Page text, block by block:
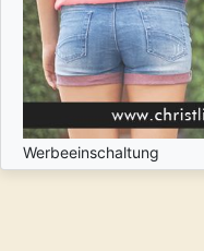
Werbeeinschaltung